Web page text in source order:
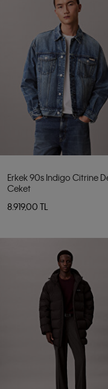
Erkek 90s Indigo Citrine
Ceket
8.919,00 TL